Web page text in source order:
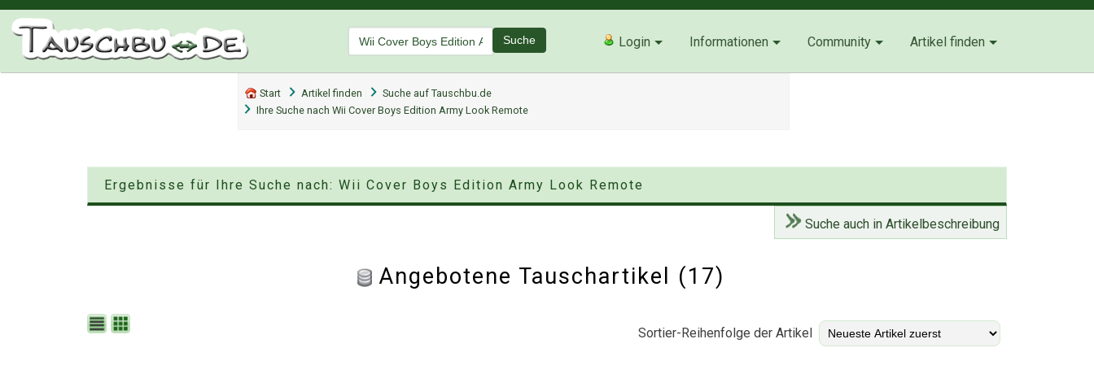
Suche Login Informationen Community Artikel finden
Start Artikel finden
Suche auf Tauschbu.de
Ihre Suche nach Wii Cover Boys Edition Army Look Remote
Ergebnisse für Ihre Suche nach: Wii Cover Boys Edition Army Look Remote
Suche auch in Artikelbeschreibung
Angebotene Tauschartikel (17)
Sortier-Reihenfolge der Artikel